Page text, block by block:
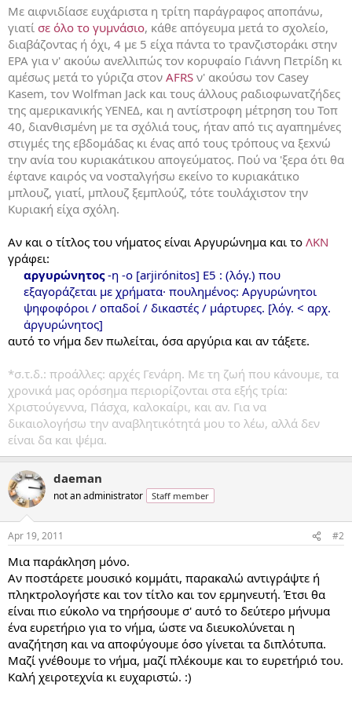
Με αιφνιδίασε ευχάριστα η τρίτη παράγραφος αποπάνω,
γιατί σε όλο το γυμνάσιο, κάθε απόγευμα μετά το σχολείο,
διαβάζοντας ή όχι, 4 με 5 είχα πάντα το τρανζιστοράκι στην
ΕΡΑ για ν' ακούω ανελλιπώς τον κορυφαίο Γιάννη Πετρίδη κι
αμέσως μετά το γύριζα στον AFRS ν' ακούσω τον Casey
Kasem, τον Wolfman Jack και τους άλλους ραδιοφωνατζήδες
της αμερικανικής ΥΕΝΕΔ, και η αντίστροφη μέτρηση του Τοπ
40, διανθισμένη με τα σχόλιά τους, ήταν από τις αγαπημένες
στιγμές της εβδομάδας κι ένας από τους τρόπους να ξεxνώ
την ανία του κυριακάτικου απογεύματος. Πού να 'ξερα ότι θα
έφτανε καιρός να νοσταλγήσω εκείνο το κυριακάτικο
μπλουζ, γιατί, μπλουζ ξεμπλούζ, τότε τουλάχιστον την
Κυριακή είχα σχόλη.
Αν και ο τίτλος του νήματος είναι Αργυρώνημα και το ΛΚΝ
γράφει:
αργυρώνητος-η -ο [arjirónitos] E5 : (λόγ.) που
εξαγοράζεται με χρήματα· πουλημένος: Aργυρώνητοι
ψηφοφόροι / οπαδοί / δικαστές / μάρτυρες. [λόγ. < αρχ.
ἀργυρώνητος]​
αυτό το νήμα δεν πωλείται, όσα αργύρια και αν τάξετε.
*σ.τ.δ.: προάλλες: αρχές Γενάρη. Με τη ζωή που κάνουμε, τα
χρονικά μας ορόσημα περιορίζονται στα εξής τρία:
Χριστούγεννα, Πάσχα, καλοκαίρι, και αν. Για να
δικαιολογήσω την αναβλητικότητά μου το λέω, αλλά δεν
είναι δα και ψέμα.
daeman
not an administrator Staff member
Apr 19, 2011 #2
Μια παράκληση μόνο.
Αν ποστάρετε μουσικό κομμάτι, παρακαλώ αντιγράψτε ή
πληκτρολογήστε και τον τίτλο και τον ερμηνευτή. Έτσι θα
είναι πιο εύκολο να τηρήσουμε σ' αυτό το δεύτερο μήνυμα
ένα ευρετήριο για το νήμα, ώστε να διευκολύνεται η
αναζήτηση και να αποφύγουμε όσο γίνεται τα διπλότυπα.
Μαζί γνέθουμε το νήμα, μαζί πλέκουμε και το ευρετήριό του.
Καλή χειροτεχνία κι ευχαριστώ. :)